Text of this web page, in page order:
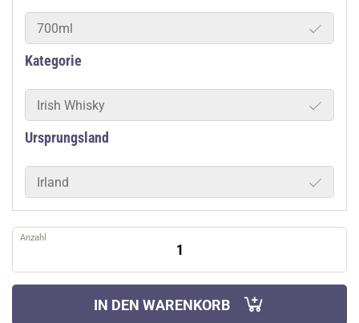
700ml
Kategorie
Irish Whisky
Ursprungsland
Irland
Anzahl
IN DEN WARENKORB